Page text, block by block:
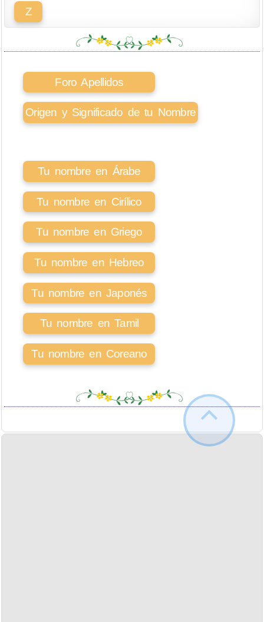
Z
Foro Apellidos
Origen y Significado de tu Nombre
Tu nombre en Árabe
Tu nombre en Cirílico
Tu nombre en Griego
Tu nombre en Hebreo
Tu nombre en Japonés
Tu nombre en Tamil
Tu nombre en Coreano